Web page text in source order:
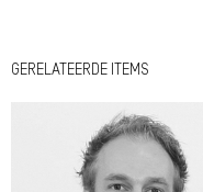
GERELATEERDE ITEMS